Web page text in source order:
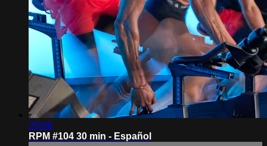
29:06
RPM #104 30 min - Español